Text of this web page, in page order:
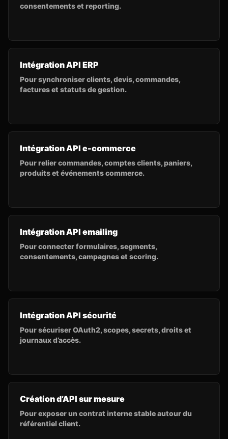
consentements et reporting.
Intégration API ERP
Pour synchroniser clients, devis, commandes,
factures et statuts de gestion.
Intégration API e-commerce
Pour relier commandes, comptes clients, paniers,
produits et événements commerce.
Intégration API emailing
Pour connecter formulaires, segments,
consentements, campagnes et scoring.
Intégration API sécurité
Pour sécuriser OAuth2, scopes, secrets, droits et
journaux d’accès.
Création d’API sur mesure
Pour exposer un contrat interne stable autour du
référentiel client.